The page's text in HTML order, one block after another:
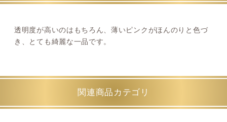
透明度が高いのはもちろん、薄いピンクがほんのりと色づ
き、とても綺麗な一品です。
関連商品カテゴリ